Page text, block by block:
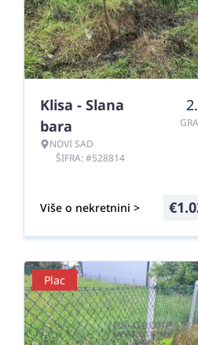
Klisa - Slana
bara
NOVI SAD
ŠIFRA: #528814
Više o nekretnini > €
Plac